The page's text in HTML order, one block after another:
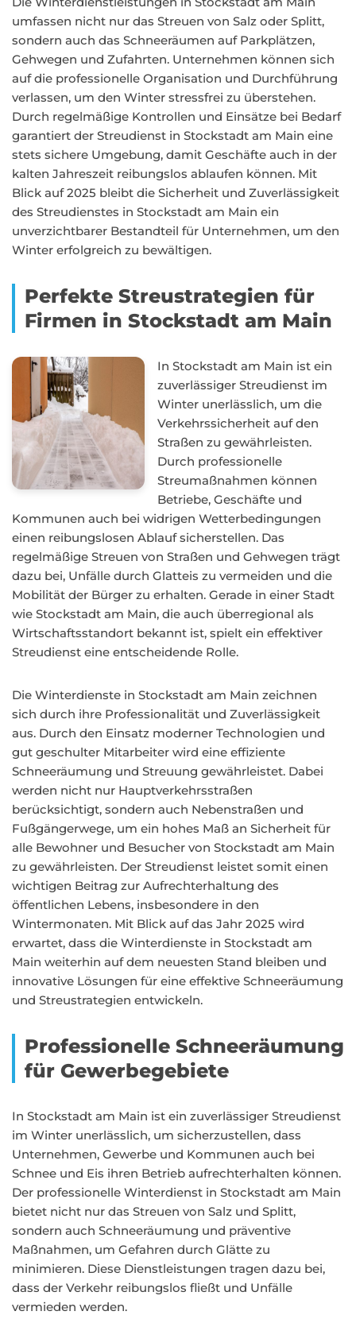
umfassen nicht nur das Streuen von Salz oder Splitt,
sondern auch das Schneeräumen auf Parkplätzen,
Gehwegen und Zufahrten. Unternehmen können sich
auf die professionelle Organisation und Durchführung
verlassen, um den Winter stressfrei zu überstehen.
Durch regelmäßige Kontrollen und Einsätze bei Bedarf
garantiert der Streudienst in Stockstadt am Main eine
stets sichere Umgebung, damit Geschäfte auch in der
kalten Jahreszeit reibungslos ablaufen können. Mit
Blick auf 2025 bleibt die Sicherheit und Zuverlässigkeit
des Streudienstes in Stockstadt am Main ein
unverzichtbarer Bestandteil für Unternehmen, um den
Winter erfolgreich zu bewältigen.
Perfekte Streustrategien für
Firmen in Stockstadt am Main
In Stockstadt am Main ist ein
zuverlässiger Streudienst im
Winter unerlässlich, um die
Verkehrssicherheit auf den
Straßen zu gewährleisten.
Durch professionelle
Streumaßnahmen können
Betriebe, Geschäfte und
Kommunen auch bei widrigen Wetterbedingungen
einen reibungslosen Ablauf sicherstellen. Das
regelmäßige Streuen von Straßen und Gehwegen trägt
dazu bei, Unfälle durch Glatteis zu vermeiden und die
Mobilität der Bürger zu erhalten. Gerade in einer Stadt
wie Stockstadt am Main, die auch überregional als
Wirtschaftsstandort bekannt ist, spielt ein effektiver
Streudienst eine entscheidende Rolle.
Die Winterdienste in Stockstadt am Main zeichnen
sich durch ihre Professionalität und Zuverlässigkeit
aus. Durch den Einsatz moderner Technologien und
gut geschulter Mitarbeiter wird eine effiziente
Schneeräumung und Streuung gewährleistet. Dabei
werden nicht nur Hauptverkehrsstraßen
berücksichtigt, sondern auch Nebenstraßen und
Fußgängerwege, um ein hohes Maß an Sicherheit für
alle Bewohner und Besucher von Stockstadt am Main
zu gewährleisten. Der Streudienst leistet somit einen
wichtigen Beitrag zur Aufrechterhaltung des
öffentlichen Lebens, insbesondere in den
Wintermonaten. Mit Blick auf das Jahr 2025 wird
erwartet, dass die Winterdienste in Stockstadt am
Main weiterhin auf dem neuesten Stand bleiben und
innovative Lösungen für eine effektive Schneeräumung
und Streustrategien entwickeln.
Professionelle Schneeräumung
für Gewerbegebiete
In Stockstadt am Main ist ein zuverlässiger Streudienst
im Winter unerlässlich, um sicherzustellen, dass
Unternehmen, Gewerbe und Kommunen auch bei
Schnee und Eis ihren Betrieb aufrechterhalten können.
Der professionelle Winterdienst in Stockstadt am Main
bietet nicht nur das Streuen von Salz und Splitt,
sondern auch Schneeräumung und präventive
Maßnahmen, um Gefahren durch Glätte zu
minimieren. Diese Dienstleistungen tragen dazu bei,
dass der Verkehr reibungslos fließt und Unfälle
vermieden werden.